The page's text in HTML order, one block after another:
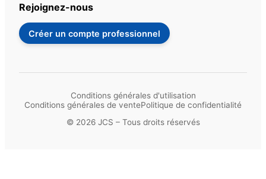
Rejoignez-nous
Créer un compte professionnel
Conditions générales d'utilisation
Conditions générales de ventePolitique de confidentialité
© 2026 JCS – Tous droits réservés